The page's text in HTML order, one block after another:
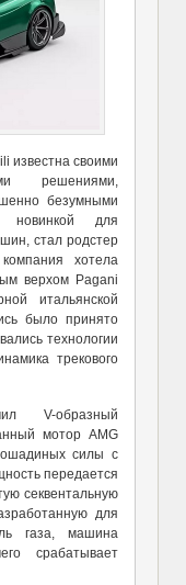
известна своими
решениями,
безумными
новинкой для
стал родстер
хотела
верхом Pagani
итальянской
было принято
технологии
трекового
V-образный
мотор AMG
силы с
передается
секвентальную
для
газа, машина
срабатывает